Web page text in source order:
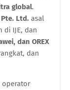
global.
Pte. Ltd. asal
di IJE, dan
dan OREX
dan
operator